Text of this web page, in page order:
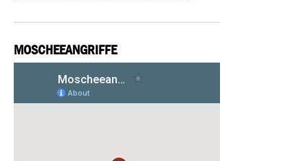
MOSCHEEANGRIFFE